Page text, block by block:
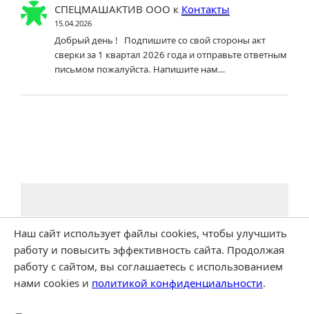
СПЕЦМАШАКТИВ ООО к Контакты
15.04.2026
Добрый день ! Подпишите со свой стороны акт
сверки за 1 квартал 2026 года и отправьте ответным
письмом пожалуйста. Напишите нам…
Наш сайт использует файлы cookies, чтобы улучшить
работу и повысить эффективность сайта. Продолжая
работу с сайтом, вы соглашаетесь с использованием
нами cookies и политикой конфиденциальности.